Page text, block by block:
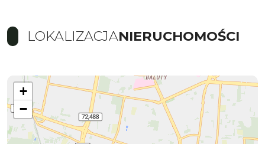
LOKALIZACJANIERUCHOMOŚCI
+
−